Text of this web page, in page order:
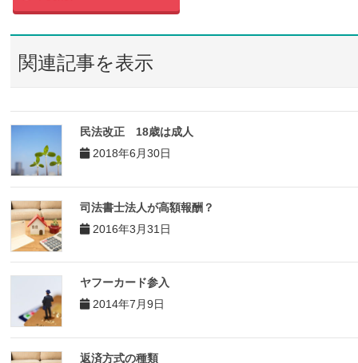
関連記事を表示
民法改正 18歳は成人
2018年6月30日
司法書士法人が高額報酬？
2016年3月31日
ヤフーカード参入
2014年7月9日
返済方式の種類